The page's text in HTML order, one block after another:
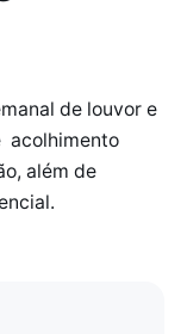
de louvor e
acolhimento
além de